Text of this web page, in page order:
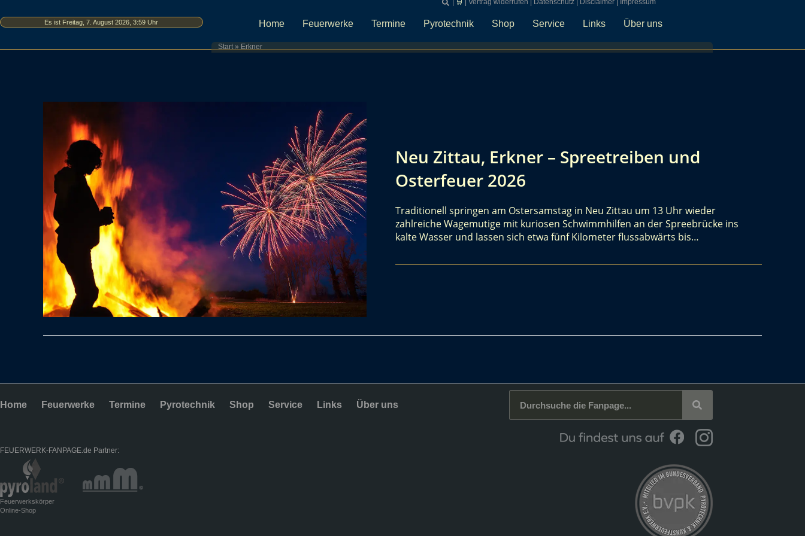
Es ist Freitag, 7. August 2026, 3:59 Uhr
🛒 Vertrag widerrufen Datenschutz Disclaimer Impressum
Home Feuerwerke Termine Pyrotechnik Shop Service Links Über uns
Start» Erkner
Neu Zittau, Erkner – Spreetreiben und
Osterfeuer 2026
Traditionell springen am Ostersamstag in Neu Zittau um 13 Uhr wieder
zahlreiche Wagemutige mit kuriosen Schwimmhilfen an der Spreebrücke ins
kalte Wasser und lassen sich etwa fünf Kilometer flussabwärts bis…
Home Feuerwerke Termine Pyrotechnik Shop Service Links Über uns
FEUERWERK-FANPAGE.de Partner:
Feuerwerkskörper
Online-Shop